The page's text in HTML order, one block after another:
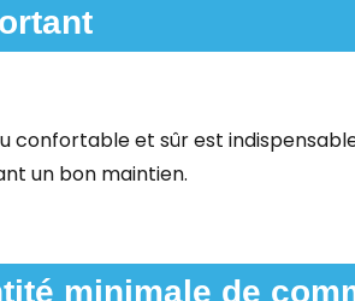
confortable et sûr est
un bon maintien.
minimale de